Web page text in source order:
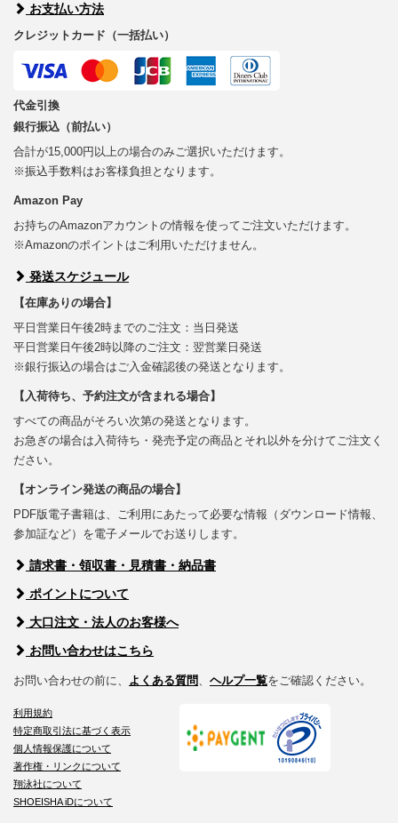
お支払い方法
クレジットカード（一括払い）
代金引換
銀行振込（前払い）
合計が15,000円以上の場合のみご選択いただけます。
※振込手数料はお客様負担となります。
Amazon Pay
お持ちのAmazonアカウントの情報を使ってご注文いただけます。
※Amazonのポイントはご利用いただけません。
発送スケジュール
【在庫ありの場合】
平日営業日午後2時までのご注文：当日発送
平日営業日午後2時以降のご注文：翌営業日発送
※銀行振込の場合はご入金確認後の発送となります。
【入荷待ち、予約注文が含まれる場合】
すべての商品がそろい次第の発送となります。
お急ぎの場合は入荷待ち・発売予定の商品とそれ以外を分けてご注文く
ださい。
【オンライン発送の商品の場合】
PDF版電子書籍は、ご利用にあたって必要な情報（ダウンロード情報、
参加証など）を電子メールでお送りします。
請求書・領収書・見積書・納品書
ポイントについて
大口注文・法人のお客様へ
お問い合わせはこちら
お問い合わせの前に、 よくある質問 ヘルプ一覧をご確認ください。
利用規約
特定商取引法に基づく表示
個人情報保護について
著作権・リンクについて
翔泳社について
SHOEISHA iDについて